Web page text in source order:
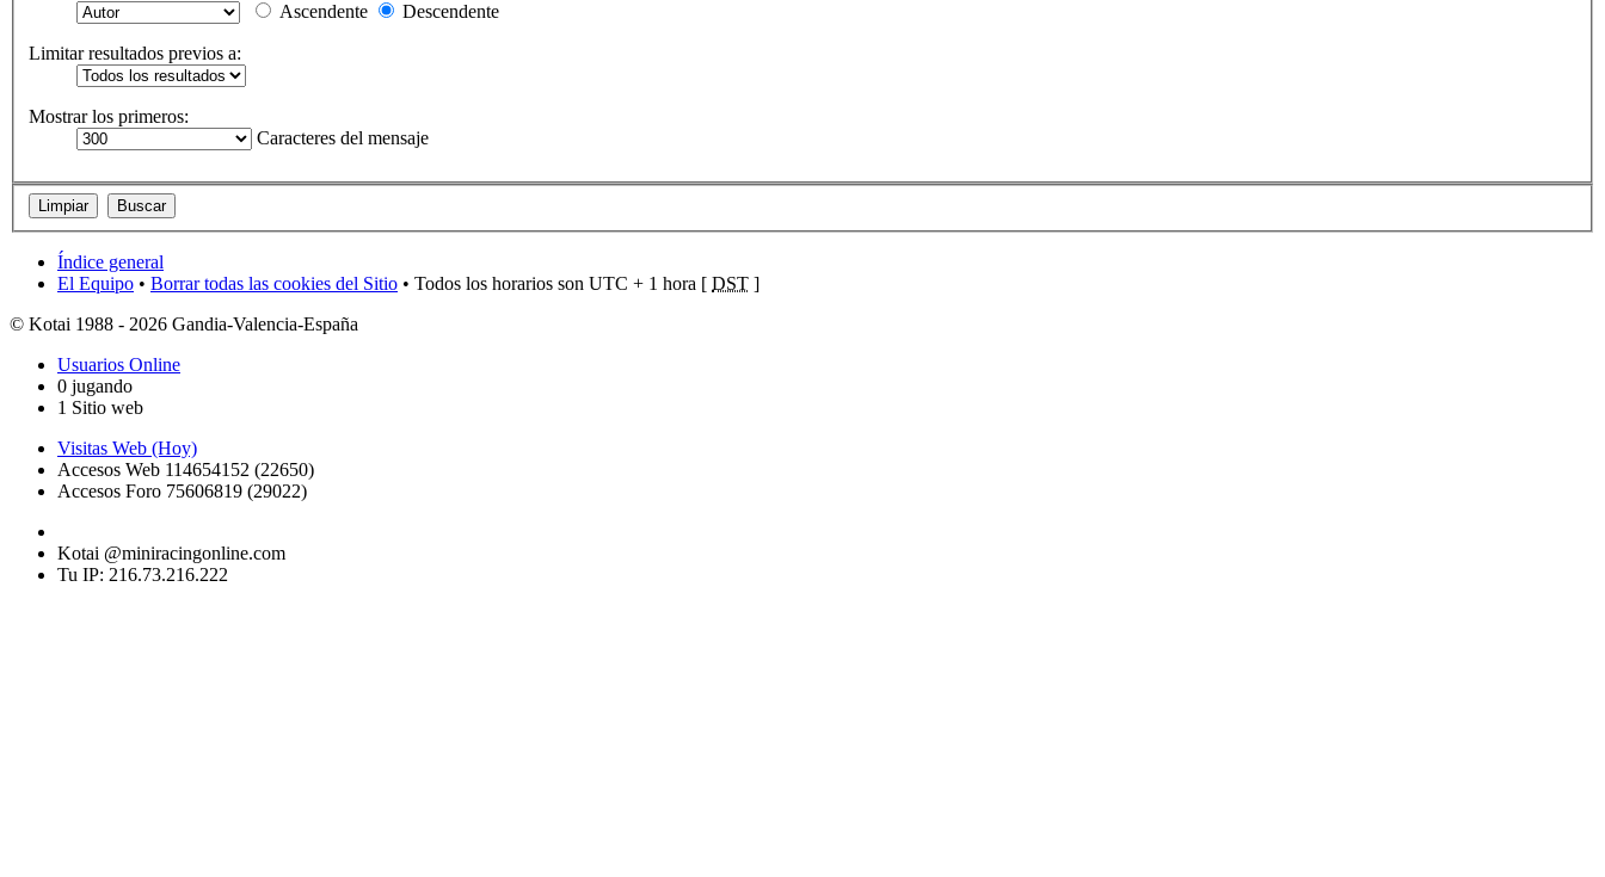
Ascendente
Descendente
Limitar resultados previos a:
Mostrar los primeros:
Caracteres del mensaje
Índice general
El Equipo • Borrar todas las cookies del Sitio • Todos los horarios son UTC + 1 hora [ DST ]
© Kotai 1988 - 2026 Gandia-Valencia-España
Usuarios Online
0 jugando
1 Sitio web
Visitas Web (Hoy)
Accesos Web 114654152 (22650)
Accesos Foro 75606819 (29022)
Kotai @miniracingonline.com
Tu IP: 216.73.216.222